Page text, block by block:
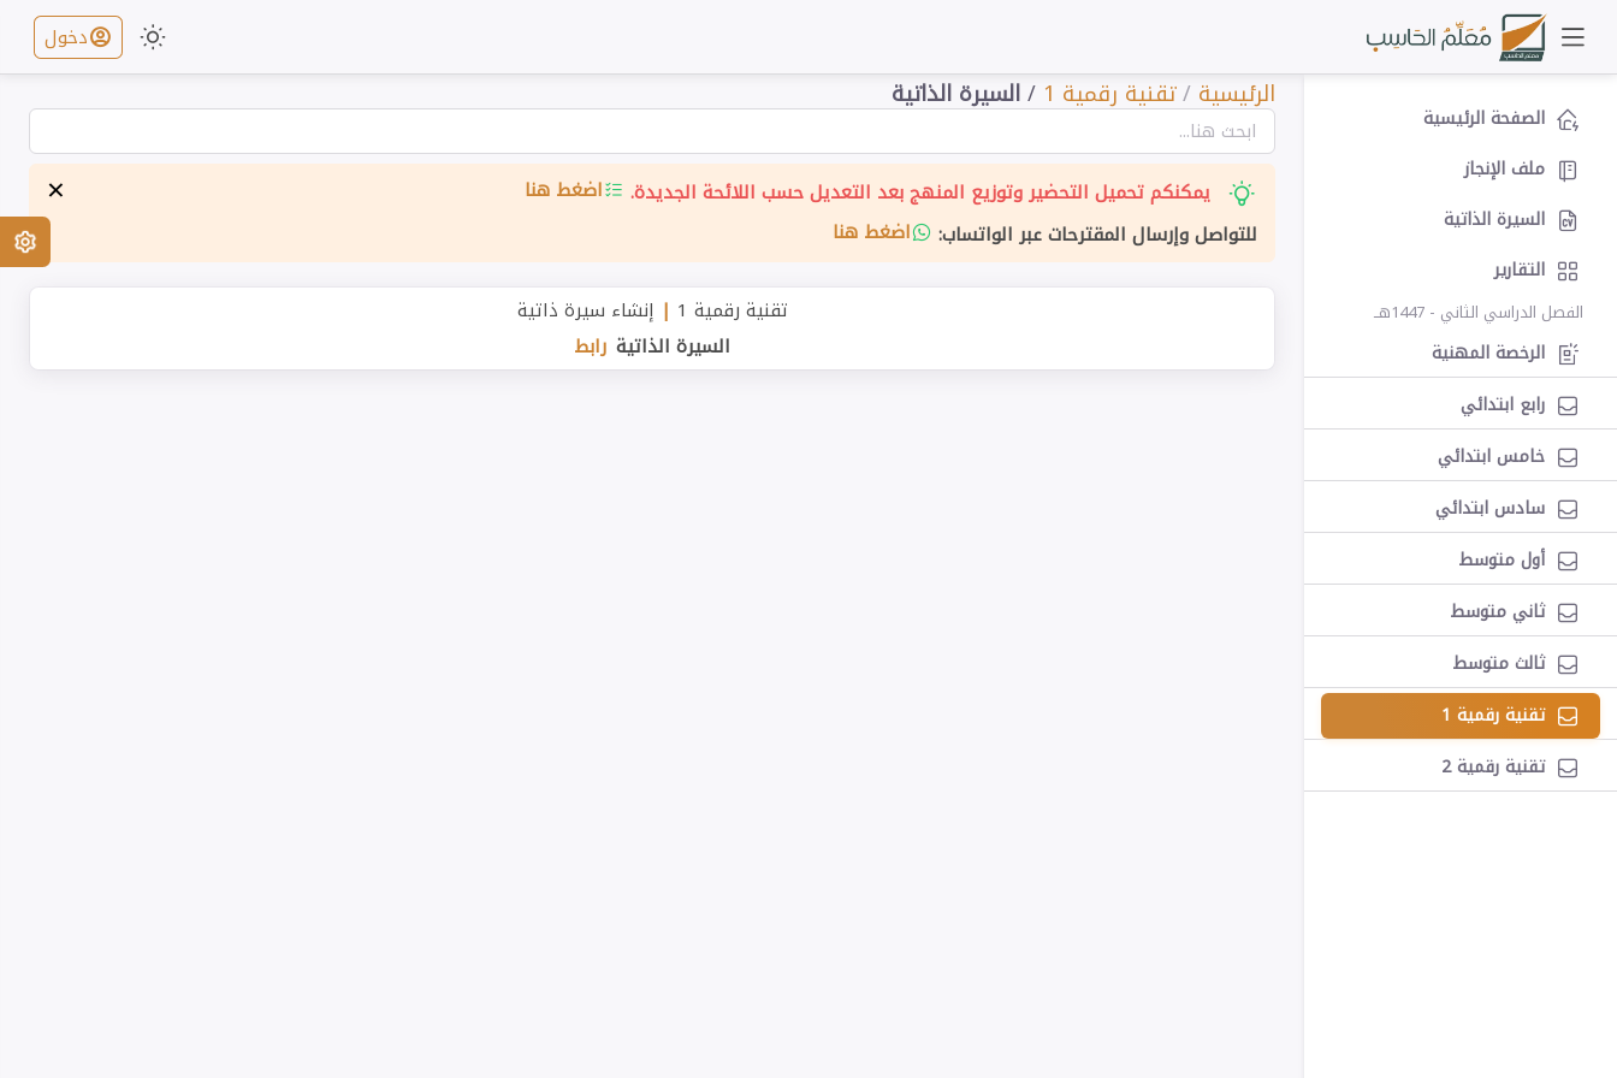
دخول
الصفحة الرئيسية
ملف الإنجاز
السيرة الذاتية
التقارير
الفصل الدراسي الثاني - 1447هــ
الرخصة المهنية
رابع ابتدائي
خامس ابتدائي
سادس ابتدائي
أول متوسط
ثاني متوسط
ثالث متوسط
تقنية رقمية 1
تقنية رقمية 2
الرئيسية /تقنية رقمية 1 /السيرة الذاتية
× يمكنكم تحميل التحضير وتوزيع المنهج بعد التعديل حسب اللائحة الجديدة.
اضغط هنا
للتواصل وإرسال المقترحات عبر الواتساب:
اضغط هنا
تقنية رقمية 1 | إنشاء سيرة ذاتية
السيرة الذاتية رابط